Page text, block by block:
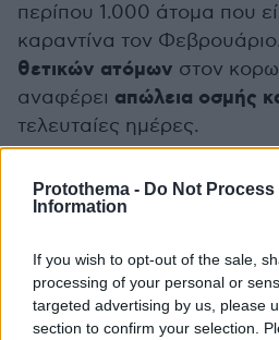
Protothema - Do Not Process
Information
If you wish to opt-out of the sale,
processing of your personal or
targeted advertising by us, please
section to confirm your selection.
περίπου 1.000 άτομα που
καραντίνα τον
θετικών ατόμων στον
αναφέρει απώλεια οσμής
τελευταίες ημέρες.
Διάρροια και ανορεξία
Εν τω μεταξύ στο
Gastroenterology
κινεζική μελέτη που βάζει